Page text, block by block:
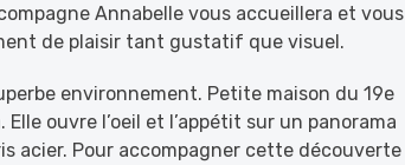
Annabelle vous accueillera et vous
de plaisir tant gustatif que visuel.
environnement. Petite maison du 19e
ouvre l’oeil et l’appétit sur un panorama
acier. Pour accompagner cette découverte